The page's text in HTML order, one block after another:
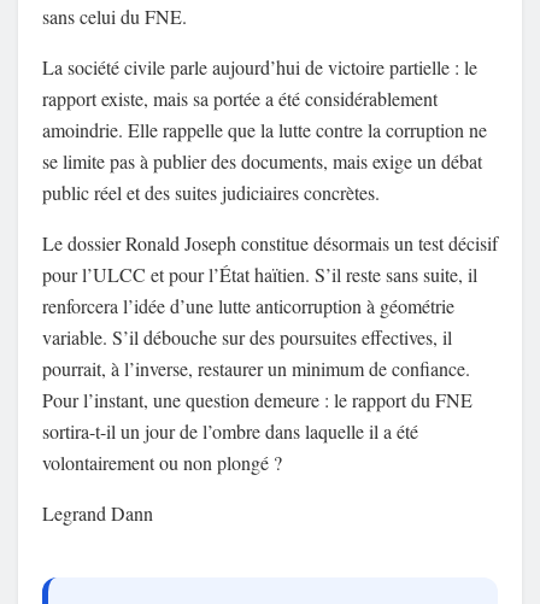
sans celui du FNE.
La société civile parle aujourd’hui de victoire partielle : le
rapport existe, mais sa portée a été considérablement
amoindrie. Elle rappelle que la lutte contre la corruption ne
se limite pas à publier des documents, mais exige un débat
public réel et des suites judiciaires concrètes.
Le dossier Ronald Joseph constitue désormais un test décisif
pour l’ULCC et pour l’État haïtien. S’il reste sans suite, il
renforcera l’idée d’une lutte anticorruption à géométrie
variable. S’il débouche sur des poursuites effectives, il
pourrait, à l’inverse, restaurer un minimum de confiance.
Pour l’instant, une question demeure : le rapport du FNE
sortira-t-il un jour de l’ombre dans laquelle il a été
volontairement ou non plongé ?
Legrand Dann